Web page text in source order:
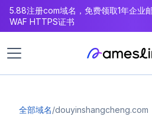
内
容
5.88注册com域名，免费领取1年企业
WAF HTTPS证书
全部域名/douyinshangcheng.com